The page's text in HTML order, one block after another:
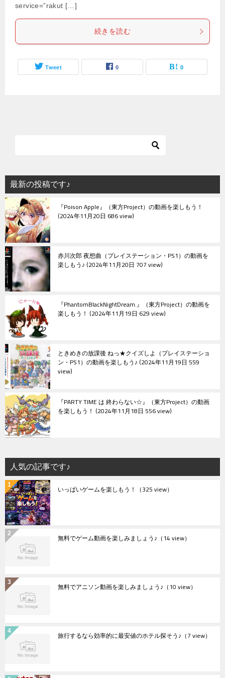
service=”rakut […]
続きを読む
Tweet 0 0
最新の投稿です♪
『Poison Apple』（東方Project）の動画を楽しもう！
2024年11月20日 686 view
赤川次郎 夜想曲（プレイステーション・PS1）の動画を
楽しもう♪ 2024年11月20日 707 view
『PhantomBlackNightDream.』（東方Project）の動画を
楽しもう！ 2024年11月19日 629 view
ときめきの放課後 ねっ★クイズしよ（プレイステーショ
ン・PS1）の動画を楽しもう♪ 2024年11月19日 559
view
『PARTY TIME は 終わらない☆』（東方Project）の動画
を楽しもう！ 2024年11月18日 556 view
人気の記事です♪
いっぱいゲームを楽しもう！ （325 view）
無料でゲーム動画を楽しみましょう♪ （14 view）
無料でアニソン動画を楽しみましょう♪ （10 view）
旅行するなら効率的に最安値のホテル探そう♪ （7 view）